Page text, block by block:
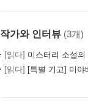
작가와 인터뷰 (3개)
[읽다] 미스터리 소설
[읽다] [특별 기고] 미야